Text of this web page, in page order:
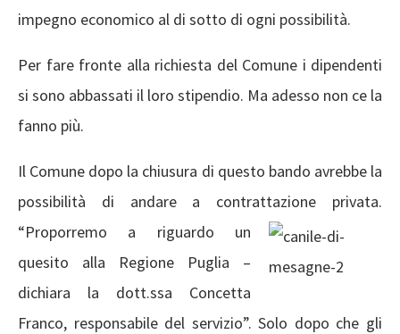
impegno economico al di sotto di ogni possibilità.
Per fare fronte alla richiesta del Comune i dipendenti
si sono abbassati il loro stipendio. Ma adesso non ce la
fanno più.
Il Comune dopo la chiusura di questo bando avrebbe la
possibilità di andare a contrattazione privata.
“Proporremo a riguardo un
quesito alla Regione Puglia –
dichiara la dott.ssa Concetta
Franco, responsabile del servizio”. Solo dopo che gli